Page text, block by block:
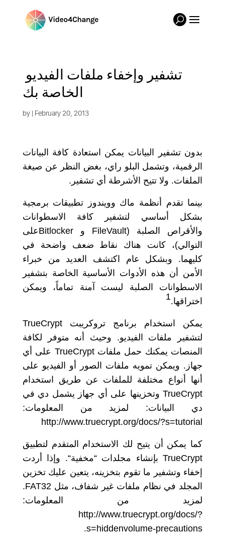
الخاصة بك
by| February 20, 2013
بدون تشفير البيانات يمكن استعادة كافة البيانات
الرقمية، وتشمل البلو راي، بغض النظر عن صيغة
الملفات. ولا تتيح الأشرطة أي تشفير .
بينما تقدم أنظمة ماك وويندوز تطبيقات برمجية
بشكل أساسي لتشفير كافة الاسطوانات
والأقراص الصلبة (FileVault وBitlockerعلى
التوالي)، كانت هناك نقاط ضعف واضحة في
كليهما. وبشكل عام اكتشف العديد من خبراء
الأمن أن هذه الأدوات الأساسية الخاصة بتشفير
الاسطوانات الصلبة ليست آمنة تماماً، ويمكن
اختراقها.
1
يمكن استخدام برنامج تروكريبتTrueCrypt
لتشفير ملفات الفيديو. وحيث أنه متوفر لكافة
المنصات يمكنك حمل ملفاتTrueCrypt على أي
جهاز . ويمكن تمويه ملفات الصور أو الفيديو على
أنها أنواع مختلفة للملفات عن طريق استخدام
TrueCrypt وتخزينها على أي جهاز يشمل دي في
دي البيانات: لمزيد من المعلومات:
http://www.truecrypt.org/docs/?s=tutorial
كما يمكن أن يتيح لك الاستخدام المتقدم لتطبيق
TrueCrypt بإنشاء مجلدات“مخفية“. وإذا أردت
إخفاء وتشفير ما تقوم بتخزينه، يتعين عليك تخزين
المجلد في نظام ملفات غير شفاف، مثلFAT32.
لمزيد من المعلومات:
http://www.truecrypt.org/docs/?
s=hiddenvolume-precautions.